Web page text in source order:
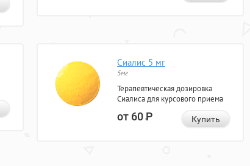
Сиалис 5 мг
5мг
Терапевтическая дозировка
Сиалиса для курсового приема
от 60Р Купить